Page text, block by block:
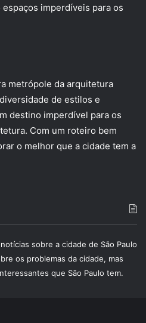
imperdíveis para os
metrópole da arquitetura
de estilos e
destino imperdível para os
Com um roteiro bem
o melhor que a cidade tem a
sobre a cidade de São Paulo
os problemas da cidade, mas
que São Paulo tem.